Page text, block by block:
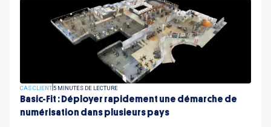
CAS CLIENT5 MINUTES DE LECTURE
Basic-Fit : Déployer rapidement une démarche de
numérisation dans plusieurs pays